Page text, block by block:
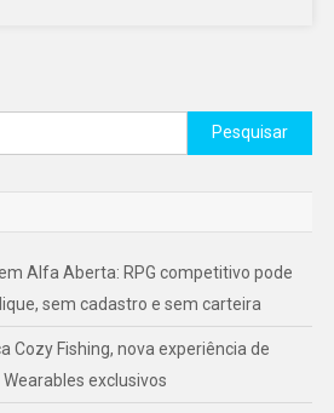
Pesquisar
por:
Alfa Aberta: RPG competitivo pode
sem cadastro e sem carteira
Cozy Fishing, nova experiência de
exclusivos